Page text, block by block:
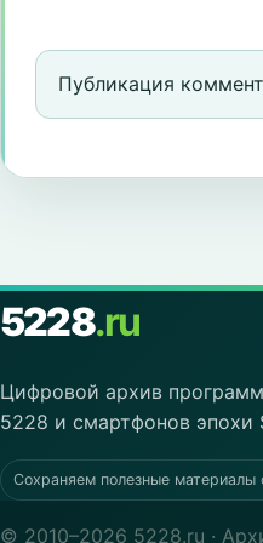
Публикация
5228.ru
Цифровой архив
5228 и смартфонов эпохи
Сохраняем полезные материалы
© 2010–2026 5228.ru ·